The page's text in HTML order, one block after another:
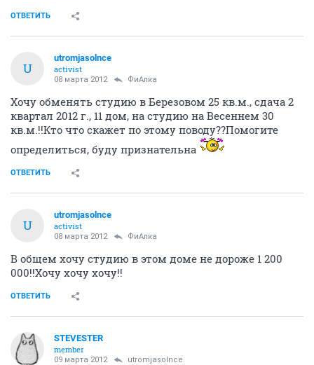
ОТВЕТИТЬ
U
utromjasolnce
activist
08 марта 2012 ФиАлка
Хочу обменять студию в Березовом 25 кв.м., сдача 2
квартал 2012 г., 11 дом, на студию на Весеннем 30
кв.м.!!Кто что скажет по этому поводу??Помогите
определиться, буду признательна
ОТВЕТИТЬ
U
utromjasolnce
activist
08 марта 2012 ФиАлка
В общем хочу студию в этом доме не дороже 1 200
000!!Хочу хочу хочу!!
ОТВЕТИТЬ
STEVESTER
member
09 марта 2012 utromjasolnce